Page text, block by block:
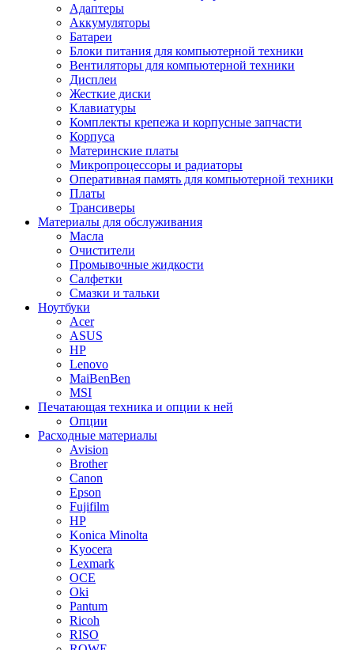
Адаптеры
Аккумуляторы
Батареи
Блоки питания для компьютерной техники
Вентиляторы для компьютерной техники
Дисплеи
Жесткие диски
Клавиатуры
Комплекты крепежа и корпусные запчасти
Корпуса
Материнские платы
Микропроцессоры и радиаторы
Оперативная память для компьютерной техники
Платы
Трансиверы
Материалы для обслуживания
Масла
Очистители
Промывочные жидкости
Салфетки
Смазки и тальки
Ноутбуки
Acer
ASUS
HP
Lenovo
MaiBenBen
MSI
Печатающая техника и опции к ней
Опции
Расходные материалы
Avision
Brother
Canon
Epson
Fujifilm
HP
Konica Minolta
Kyocera
Lexmark
OCE
Oki
Pantum
Ricoh
RISO